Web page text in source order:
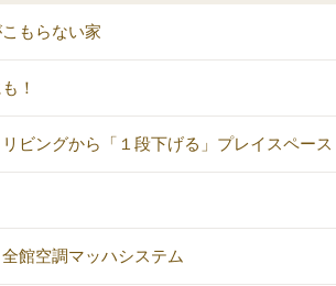
もらない家
！
ビングから「１段下げる」プレイスペース
館空調マッハシステム